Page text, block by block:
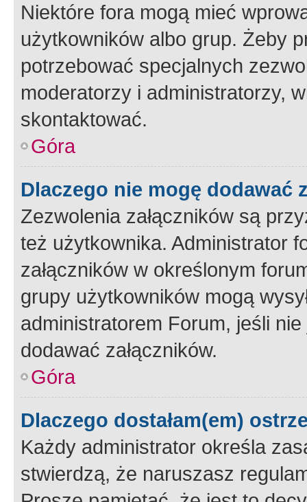
Niektóre fora mogą mieć
użytkowników albo grup. Żeby
potrzebować specjalnych
moderatorzy i administratorzy,
skontaktować.
Góra
Dlaczego nie mogę dodawać
Zezwolenia załączników są
też użytkownika. Administrator
załączników w określonym
grupy użytkowników mogą
administratorem Forum, jeśli
dodawać załączników.
Góra
Dlaczego dostałam(em)
Każdy administrator określa
stwierdzą, że naruszasz